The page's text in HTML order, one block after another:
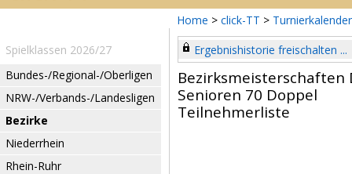
Home > click-TT > Turnierkalender
Spielklassen 2026/27
Bundes-/Regional-/Oberligen
NRW-/Verbands-/Landesligen
Bezirke
Niederrhein
Rhein-Ruhr
Ergebnishistorie freischalten ...
Bezirksmeisterschaften
Senioren 70 Doppel
Teilnehmerliste